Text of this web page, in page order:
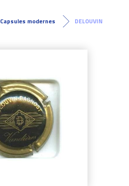
Capsules modernes
DELOUVIN